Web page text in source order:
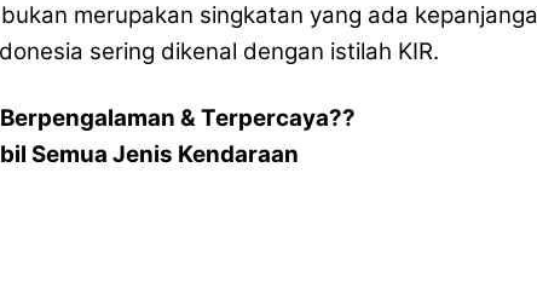
merupakan singkatan yang ada
sering dikenal dengan istilah KIR.
& Terpercaya??
Semua Jenis Kendaraan